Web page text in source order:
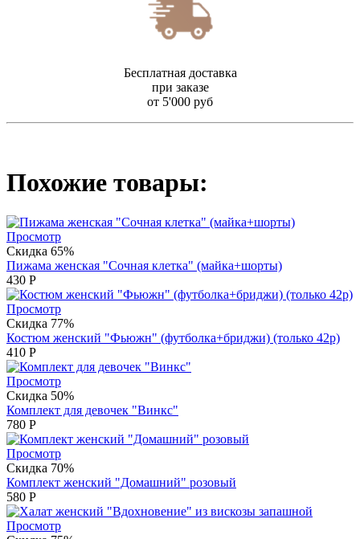
Бесплатная доставка
при заказе
от 5'000 руб
Похожие товары:
Просмотр
Скидка 65%
Пижама женская "Сочная клетка" (майка+шорты)
430 Р
Просмотр
Скидка 77%
Костюм женский "Фьюжн" (футболка+бриджи) (только 42р)
410 Р
Просмотр
Скидка 50%
Комплект для девочек "Винкс"
780 Р
Просмотр
Скидка 70%
Комплект женский "Домашний" розовый
580 Р
Просмотр